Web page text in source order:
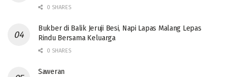
0 SHARES
Bukber di Balik Jeruji Besi, Napi Lapas Malang Lepas
Rindu Bersama Keluarga
0 SHARES
Saweran